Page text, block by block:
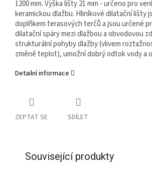
1200 mm. Výška lišty 21 mm - určeno pro
keramickou dlažbu. Hliníkové dilatační lišty
doplňkem terasových terčů a jsou určené
dilatační spáry mezi dlažbou a obvodovou
strukturální pohyby dlažby (vlivem
změně teplot), umožní dobrý odtok vody a
Detailní informace
ZEPTAT SE SDÍLET
Související produkty